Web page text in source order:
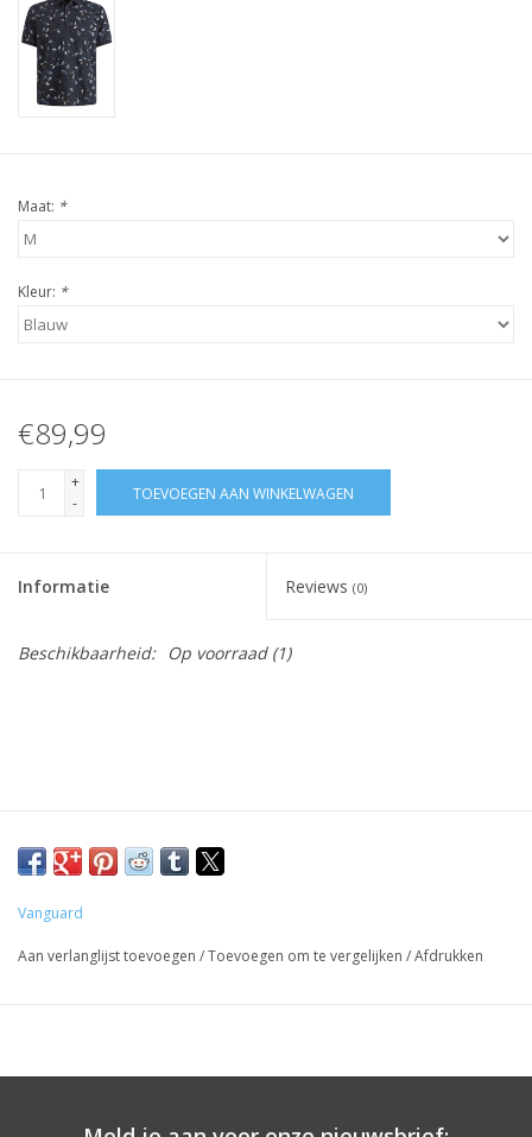
Maat: *
Kleur: *
€89,99
+
-
TOEVOEGEN AAN WINKELWAGEN
Informatie Reviews (0)
Beschikbaarheid: Op voorraad(1)
Vanguard
Aan verlanglijst toevoegen /Toevoegen om te vergelijken /Afdrukken